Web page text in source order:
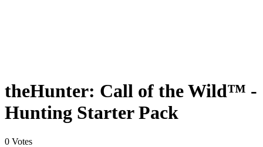
theHunter: Call of the Wild™ -
Hunting Starter Pack
0 Votes